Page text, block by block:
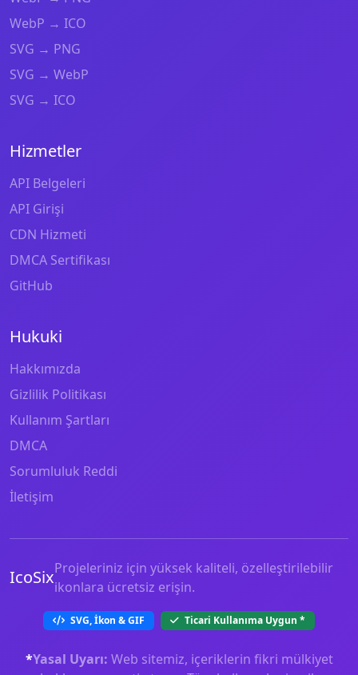
WebP → ICO
SVG → PNG
SVG → WebP
SVG → ICO
Hizmetler
API Belgeleri
API Girişi
CDN Hizmeti
DMCA Sertifikası
GitHub
Hukuki
Hakkımızda
Gizlilik Politikası
Kullanım Şartları
DMCA
Sorumluluk Reddi
İletişim
IcoSixProjeleriniz için yüksek kaliteli, özelleştirilebilir
ikonlara ücretsiz erişin.
SVG, İkon & GIF Ticari Kullanıma Uygun *
*Yasal Uyarı: Web sitemiz, içeriklerin fikri mülkiyet